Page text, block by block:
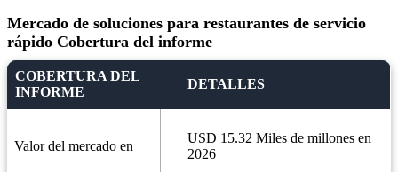
Mercado de soluciones para restaurantes de servicio
rápido Cobertura del informe
COBERTURA DEL
INFORME
DETALLES
Valor del mercado en
USD 15.32 Miles de millones en
2026